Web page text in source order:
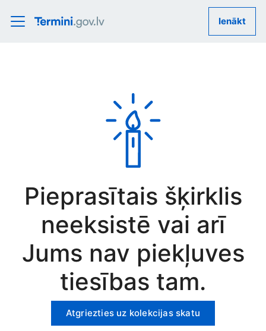
Ienākt
Pieprasītais šķirklis
neeksistē vai arī
Jums nav piekļuves
tiesības tam.
Atgriezties uz kolekcijas skatu